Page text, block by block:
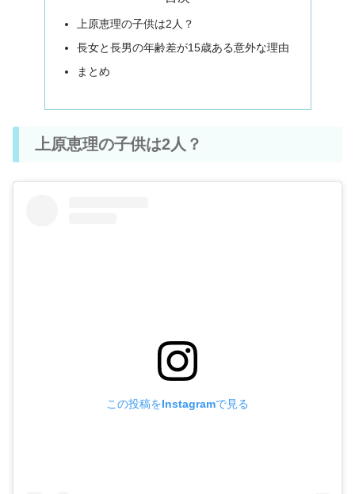
上原恵理の子供は2人？
長女と長男の年齢差が15歳ある意外な理由
まとめ
上原恵理の子供は2人？
この投稿をInstagramで見る